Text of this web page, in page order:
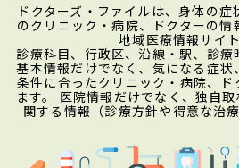
ドクターズ・ファイルは、身体の
のクリニック・病院、ドクターの情
地域医療情報サイト
診療科目、行政区、沿線・駅、診療
基本情報だけでなく、気になる症状
条件に合ったクリニック・病院、ド
ます。 医院情報だけでなく、独自
関する情報（診療方針や得意な治